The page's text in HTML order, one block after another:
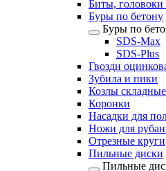
Биты, головоки
Буры по бетону
Буры по
SDS-Max
SDS-Plus
Гвозди
Зубила и пики
Козлы складные
Коронки
Насадки для
Ножи для
Отрезные круги
Пильные диски
Пильные